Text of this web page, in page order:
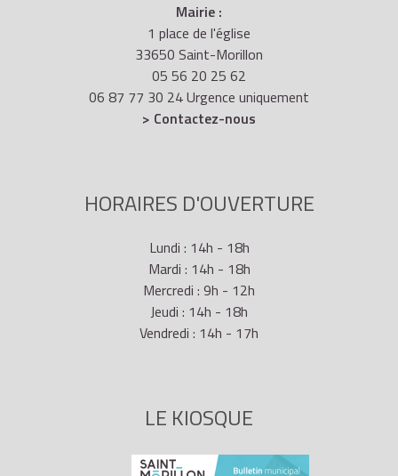
Mairie :
1 place de l'église
33650 Saint-Morillon
05 56 20 25 62
06 87 77 30 24 Urgence uniquement
> Contactez-nous
HORAIRES D'OUVERTURE
Lundi : 14h - 18h
Mardi : 14h - 18h
Mercredi : 9h - 12h
Jeudi : 14h - 18h
Vendredi : 14h - 17h
LE KIOSQUE